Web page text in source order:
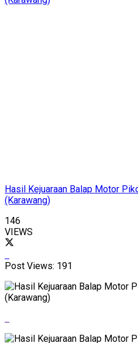
Hasil Kejuaraan Balap Motor
(Karawang)
146
VIEWS
Post Views: 191